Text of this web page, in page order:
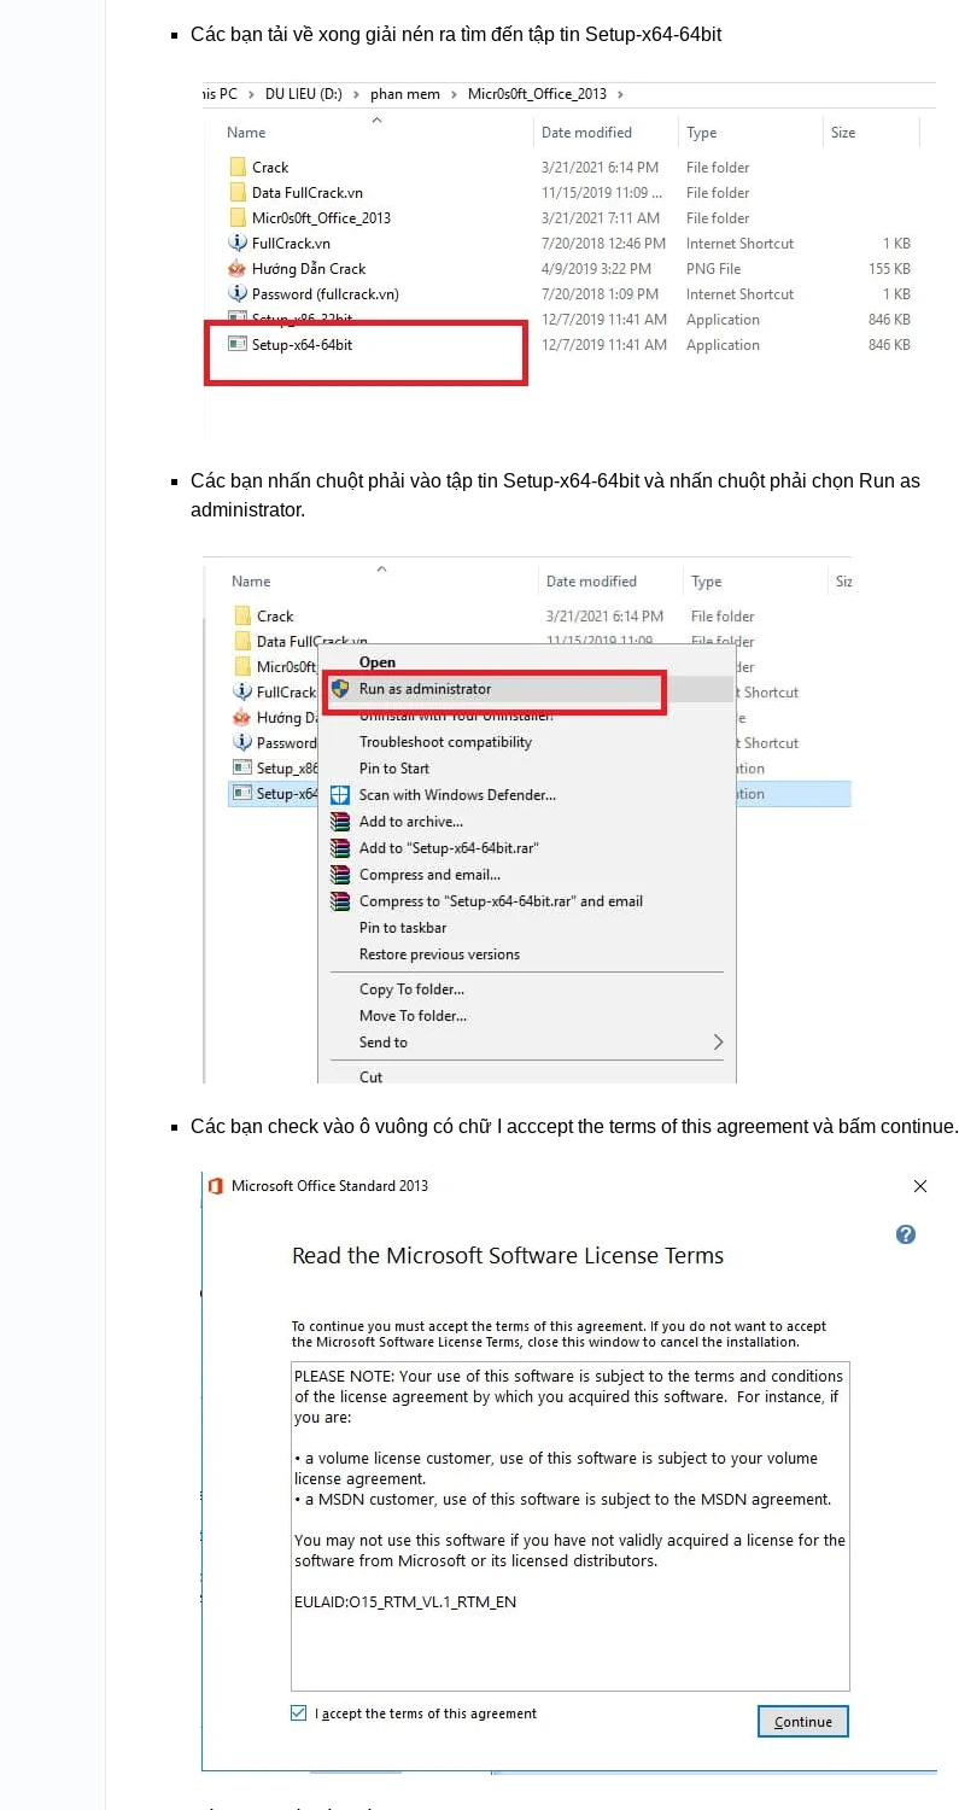
Các bạn tải về xong giải nén ra tìm đến tập tin Setup-x64-64bit
Các bạn nhấn chuột phải vào tập tin Setup-x64-64bit và nhấn chuột phải chọn Run as
administrator.
Các bạn check vào ô vuông có chữ I acccept the terms of this agreement và bấm continue.